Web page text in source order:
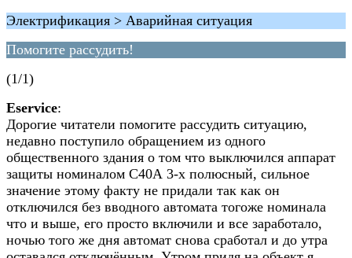
Электрификация > Аварийная ситуация
Помогите рассудить!
(1/1)
Eservice:
Дорогие читатели помогите рассудить ситуацию,
недавно поступило обращением из одного
общественного здания о том что выключился аппарат
защиты номиналом С40А 3-х полюсный, сильное
значение этому факту не придали так как он
отключился без вводного автомата тогоже номинала
что и выше, его просто включили и все заработало,
ночью того же дня автомат снова сработал и до утра